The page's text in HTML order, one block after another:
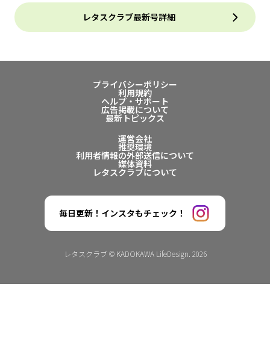
レタスクラブ最新号詳細
プライバシーポリシー
利用規約
ヘルプ・サポート
広告掲載について
最新トピックス
運営会社
推奨環境
利用者情報の外部送信について
媒体資料
レタスクラブについて
毎日更新！インスタもチェック！
レタスクラブ © KADOKAWA LifeDesign. 2026